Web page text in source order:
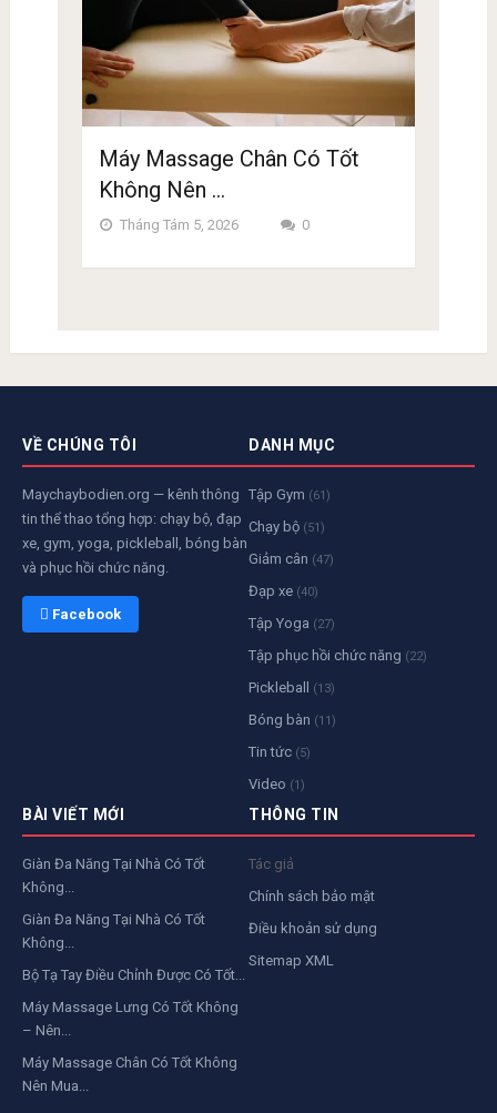
Máy Massage Chân Có Tốt
Không Nên …
Tháng Tám 5, 2026 0
VỀ CHÚNG TÔI
Maychaybodien.org — kênh thông
tin thể thao tổng hợp: chạy bộ, đạp
xe, gym, yoga, pickleball, bóng bàn
và phục hồi chức năng.
 Facebook
DANH MỤC
Tập Gym (61)
Chạy bộ (51)
Giảm cân (47)
Đạp xe (40)
Tập Yoga (27)
Tập phục hồi chức năng (22)
Pickleball (13)
Bóng bàn (11)
Tin tức (5)
Video (1)
BÀI VIẾT MỚI
Giàn Đa Năng Tại Nhà Có Tốt
Không...
Giàn Đa Năng Tại Nhà Có Tốt
Không...
Bộ Tạ Tay Điều Chỉnh Được Có Tốt...
Máy Massage Lưng Có Tốt Không
– Nên...
Máy Massage Chân Có Tốt Không
Nên Mua...
THÔNG TIN
Tác giả
Chính sách bảo mật
Điều khoản sử dụng
Sitemap XML